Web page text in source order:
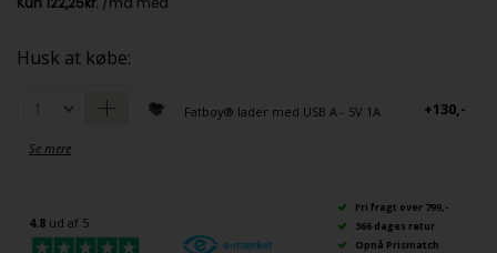
Husk at købe:
Se mere
Fatboy® lader med USB A - 5V 1A +130,-
4.8 ud af 5
Fri fragt over 799,-
366 dages retur
Opnå Prismatch